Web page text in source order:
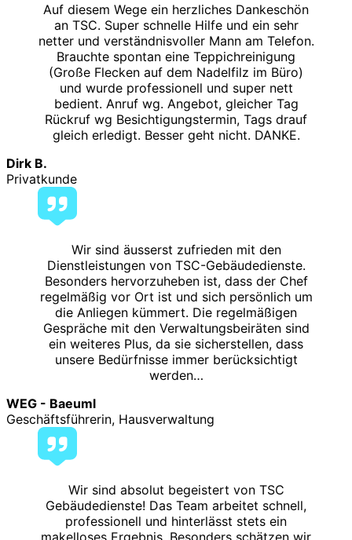
Auf diesem Wege ein herzliches Dankeschön
an TSC. Super schnelle Hilfe und ein sehr
netter und verständnisvoller Mann am Telefon.
Brauchte spontan eine Teppichreinigung
(Große Flecken auf dem Nadelfilz im Büro)
und wurde professionell und super nett
bedient. Anruf wg. Angebot, gleicher Tag
Rückruf wg Besichtigungstermin, Tags drauf
gleich erledigt. Besser geht nicht. DANKE.
Dirk B.
Privatkunde
Wir sind äusserst zufrieden mit den
Dienstleistungen von TSC-Gebäudedienste.
Besonders hervorzuheben ist, dass der Chef
regelmäßig vor Ort ist und sich persönlich um
die Anliegen kümmert. Die regelmäßigen
Gespräche mit den Verwaltungsbeiräten sind
ein weiteres Plus, da sie sicherstellen, dass
unsere Bedürfnisse immer berücksichtigt
werden…
WEG - Baeuml
Geschäftsführerin, Hausverwaltung
Wir sind absolut begeistert von TSC
Gebäudedienste! Das Team arbeitet schnell,
professionell und hinterlässt stets ein
makelloses Ergebnis. Besonders schätzen wir